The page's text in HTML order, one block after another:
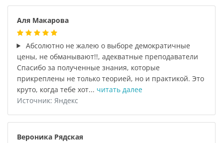
Аля Макарова
Абсолютно не жалею о выборе демократичные
цены, не обманывают!!, адекватные преподаватели
Спасибо за полученные знания, которые
прикреплены не только теорией, но и практикой. Это
круто, когда тебе хот... читать далее
Источник: Яндекс
Вероника Рядская